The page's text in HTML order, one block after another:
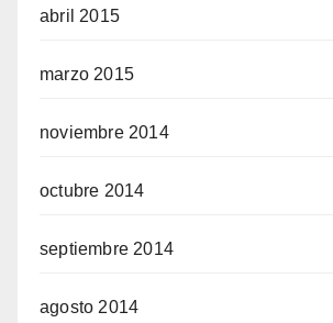
abril 2015
marzo 2015
noviembre 2014
octubre 2014
septiembre 2014
agosto 2014